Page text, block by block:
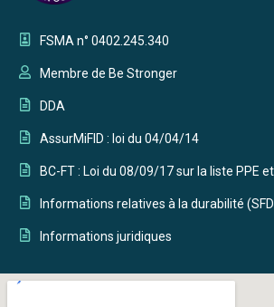
FSMA n° 0402.245.340
Membre de Be Stronger
DDA
AssurMiFID : loi du 04/04/14
BC-FT : Loi du 08/09/17 sur la liste PPE
Informations relatives à la durabilité
Informations juridiques